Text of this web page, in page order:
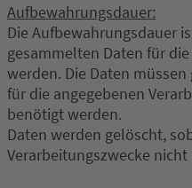
Aufbewahrungsdauer:
Die Aufbewahrungsdauer
gesammelten Daten für
werden. Die Daten
für die angegebenen
benötigt werden.
Daten werden gelöscht,
Verarbeitungszwecke